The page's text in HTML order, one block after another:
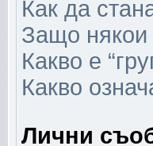
Как да
Защо някои
Какво е
Какво
Лични